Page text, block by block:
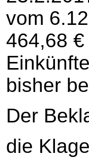
vom
464,68
bisher
Der
die